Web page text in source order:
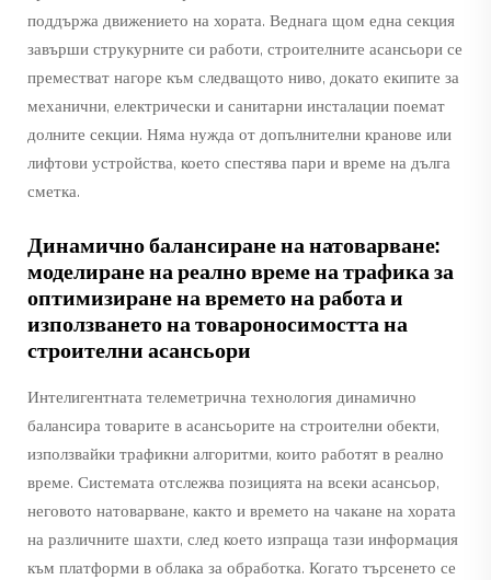
поддържа движението на хората. Веднага щом една секция
завърши струкурните си работи, строителните асансьори се
преместват нагоре към следващото ниво, докато екипите за
механични, електрически и санитарни инсталации поемат
долните секции. Няма нужда от допълнителни кранове или
лифтови устройства, което спестява пари и време на дълга
сметка.
Динамично балансиране на натоварване:
моделиране на реално време на трафика за
оптимизиране на времето на работа и
използването на товароносимостта на
строителни асансьори
Интелигентната телеметрична технология динамично
балансира товарите в асансьорите на строителни обекти,
използвайки трафикни алгоритми, които работят в реално
време. Системата отслежва позицията на всеки асансьор,
неговото натоварване, както и времето на чакане на хората
на различните шахти, след което изпраща тази информация
към платформи в облака за обработка. Когато търсенето се